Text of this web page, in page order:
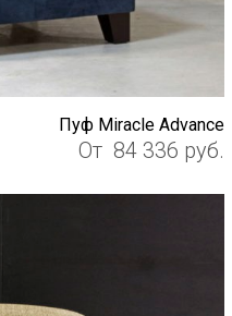
Пуф Miracle Advance
От 84 336 руб.